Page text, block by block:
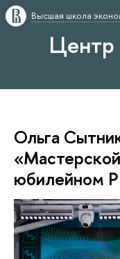
Высшая школа
Центр
Ольга
юбилейном